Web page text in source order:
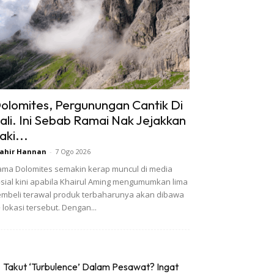
Pergunungan Cantik Di
Ini Sebab Ramai Nak Jejakkan
Hannan - 7 Ogo 2026
Dolomites semakin kerap muncul di media
kini apabila Khairul Aming mengumumkan lima
terawal produk terbaharunya akan dibawa
lokasi tersebut. Dengan...
Takut ‘Turbulence’ Dalam Pesawat? Ingat